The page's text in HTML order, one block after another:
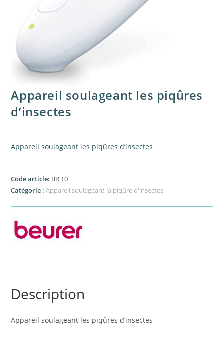
Appareil soulageant les piqûres
d’insectes
Appareil soulageant les piqûres d’insectes
Code article: BR 10
Catégorie :Appareil soulageant la piqûre d'insectes
Description
Appareil soulageant les piqûres d’insectes